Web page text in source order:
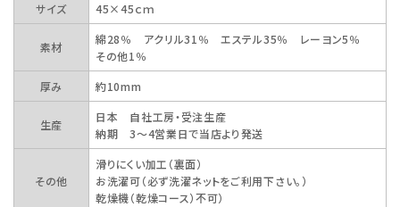
サイズ
45×45ｃｍ
素材
綿28％ アクリル31％ エステル35％ レーヨン5％
その他1％
厚み
約10mm
生産
日本 自社工房・受注生産
納期 3～4営業日で当店より発送
その他
滑りにくい加工（裏面）
お洗濯可（必ず洗濯ネットをご利用下さい。）
乾燥機（乾燥コース）不可）